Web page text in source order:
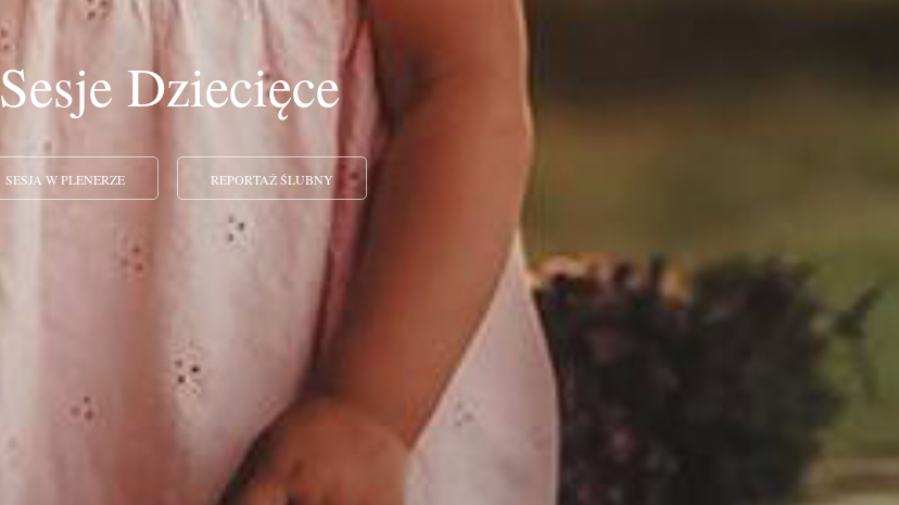
Sesje Dziecięce
SESJA W PLENERZE REPORTAŻ ŚLUBNY